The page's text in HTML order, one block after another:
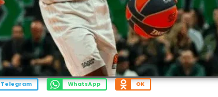
Telegram WhatsApp OK